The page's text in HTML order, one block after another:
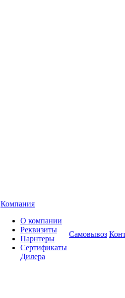
Компания
О компании
Реквизиты
Парнтеры
Сертификаты
Дилера
Самовывоз